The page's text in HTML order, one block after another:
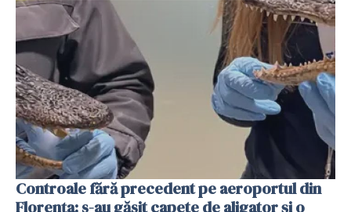
Controale fără precedent pe aeroportul din
Florența: s-au găsit capete de aligator și o